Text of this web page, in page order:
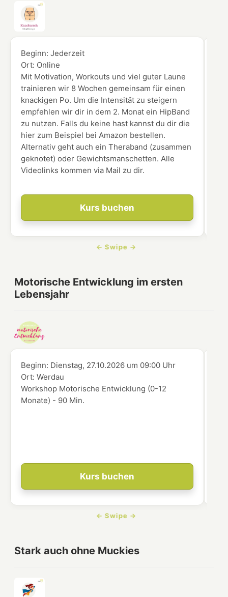
Kurs buchen
Beginn:Jederzeit
Ort: Online
Mit Motivation, Workouts und viel guter Laune
trainieren wir 8 Wochen gemeinsam für einen
knackigen Po. Um die Intensität zu steigern
empfehlen wir dir in dem 2. Monat ein HipBand
zu nutzen. Falls du keine hast kannst du dir die
hier zum Beispiel bei Amazon bestellen.
Alternativ geht auch ein Theraband (zusammen
geknotet) oder Gewichtsmanschetten. Alle
Videolinks kommen via Mail zu dir.
Motorische Entwicklung im ersten
Lebensjahr
Kurs buchen
Beginn: Dienstag, 27.10.2026 um 09:00 Uhr
Ort:Werdau
Workshop Motorische Entwicklung (0-12
Monate) - 90 Min.
Stark auch ohne Muckies